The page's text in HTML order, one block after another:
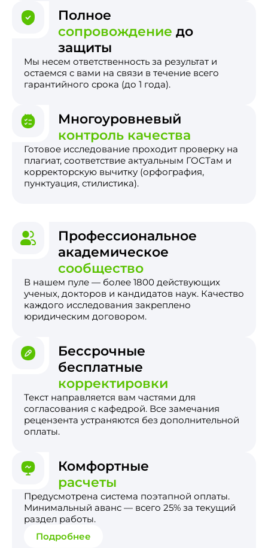
Полное
сопровождение до
защиты
Мы несем ответственность за результат и
остаемся с вами на связи в течение всего
гарантийного срока (до 1 года).
Многоуровневый
контроль качества
Готовое исследование проходит проверку на
плагиат, соответствие актуальным ГОСТам и
корректорскую вычитку (орфография,
пунктуация, стилистика).
Профессиональное
академическое
сообщество
В нашем пуле — более 1800 действующих
ученых, докторов и кандидатов наук. Качество
каждого исследования закреплено
юридическим договором.
Бессрочные
бесплатные
корректировки
Текст направляется вам частями для
согласования с кафедрой. Все замечания
рецензента устраняются без дополнительной
оплаты.
Комфортные
расчеты
Предусмотрена система поэтапной оплаты.
Минимальный аванс — всего 25% за текущий
раздел работы.
Подробнее